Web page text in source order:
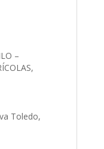
–
Toledo,